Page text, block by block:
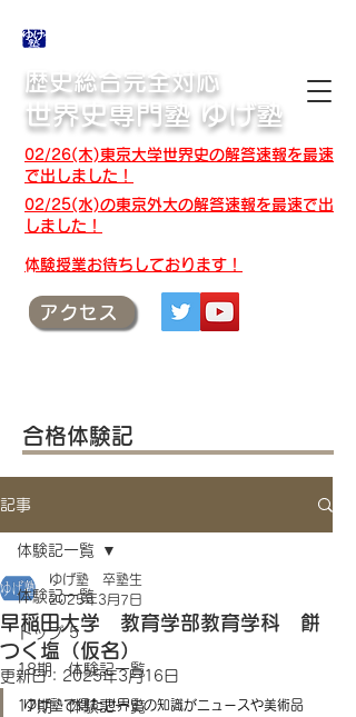
歴史総合完全対応
世界史専門塾 ゆげ塾
02/25(水)の東京外大の解答速報を最速で出
しました！
​体験授業お待ちしております！
アクセス
02/26(木)東京大学世界史の解答速報を最速
で出しました！
合格体験記
記事
体験記一覧
トップ 5
18期 体験記一覧
17期 体験記一覧
体験記一覧
早稲田大学 教育学部教育学科 餅
つく塩（仮名）
ゆげ塾 卒塾生
2025年3月7日
更新日： 2025年3月16日
ゆげ塾で得た世界史の知識がニュースや美術品